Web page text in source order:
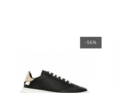
-56%